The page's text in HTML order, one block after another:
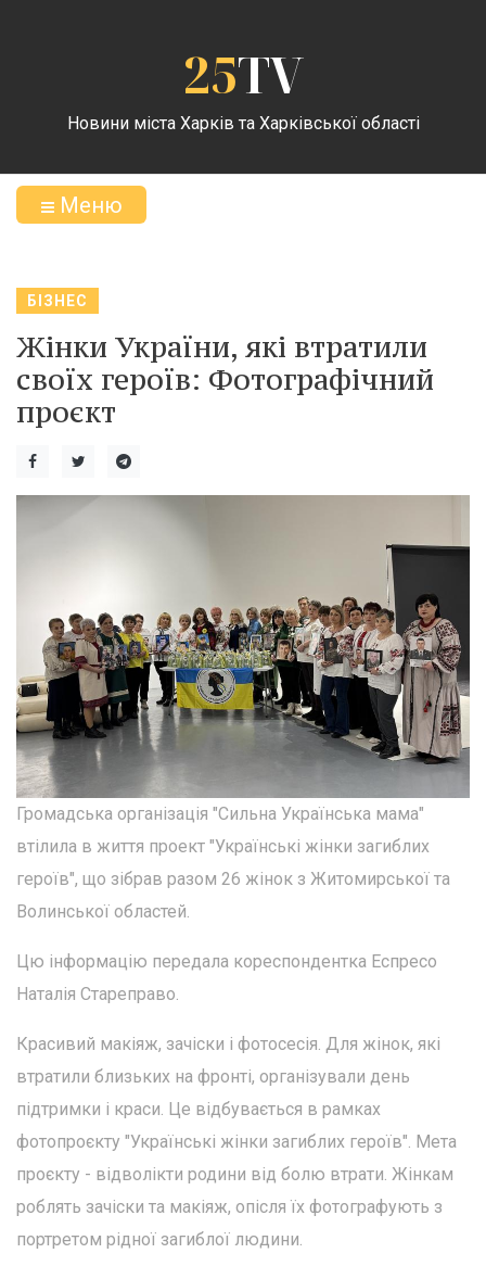
25TV
Новини міста Харків та Харківської області
Меню
БІЗНЕС
Жінки України, які втратили
своїх героїв: Фотографічний
проєкт
Громадська організація "Сильна Українська мама"
втілила в життя проект "Українські жінки загиблих
героїв", що зібрав разом 26 жінок з Житомирської та
Волинської областей.
Цю інформацію передала кореспондентка Еспресо
Наталія Стареправо.
Красивий макіяж, зачіски і фотосесія. Для жінок, які
втратили близьких на фронті, організували день
підтримки і краси. Це відбувається в рамках
фотопроєкту "Українські жінки загиблих героїв". Мета
проєкту - відволікти родини від болю втрати. Жінкам
роблять зачіски та макіяж, опісля їх фотографують з
портретом рідної загиблої людини.